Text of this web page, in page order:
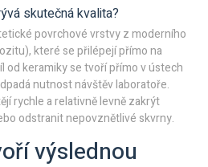
skutečná kvalita?
povrchové vrstvy z moderního
které se přilépejí přímo na
od keramiky se tvoří přímo v ústech
nutnost návštěv laboratoře.
rychle a relativně levně zakrýt
odstranit nepovznětlivé skvrny.
výslednou